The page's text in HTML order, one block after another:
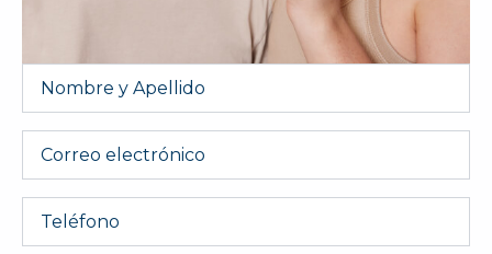
Nombre
Email
Telefono